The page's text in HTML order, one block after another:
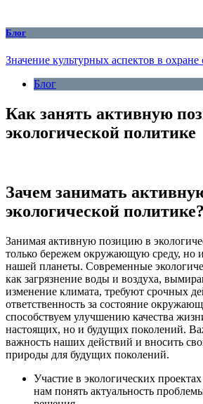
Блог
Значение культурных аспектов в
Блог
Как занять активную
экологической политике
Зачем занимать
экологической политике?
Занимая активную позицию в
только бережем окружающую среду, но
нашей планеты. Современные
как загрязнение воды и воздуха,
изменение климата, требуют срочных
ответственность за состояние
способствуем улучшению качества
настоящих, но и будущих поколений.
важность наших действий и вносить
природы для будущих поколений.
Участие в экологических
нам понять актуальность